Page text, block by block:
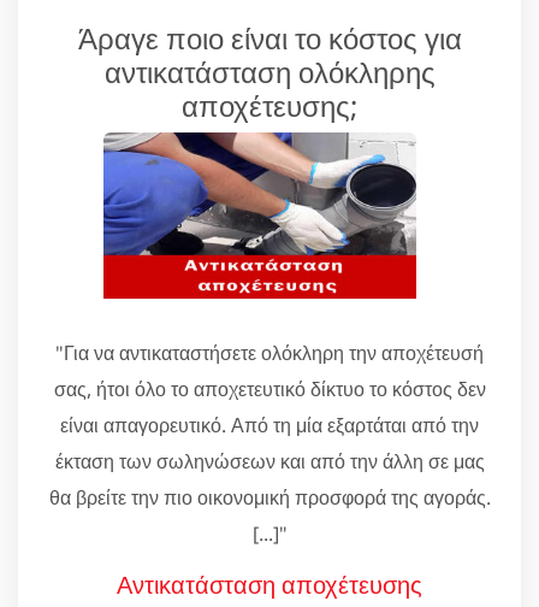
Άραγε ποιο είναι το κόστος για
αντικατάσταση ολόκληρης
αποχέτευσης;
"Για να αντικαταστήσετε ολόκληρη την αποχέτευσή
σας, ήτοι όλο το αποχετευτικό δίκτυο το κόστος δεν
είναι απαγορευτικό. Από τη μία εξαρτάται από την
έκταση των σωληνώσεων και από την άλλη σε μας
θα βρείτε την πιο οικονομική προσφορά της αγοράς.
[...]"
Αντικατάσταση αποχέτευσης